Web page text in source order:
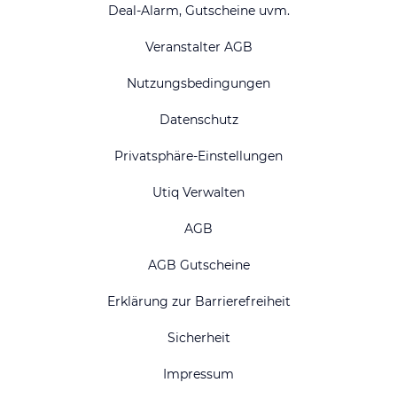
Deal-Alarm, Gutscheine uvm.
Veranstalter AGB
Nutzungsbedingungen
Datenschutz
Privatsphäre-Einstellungen
Utiq Verwalten
AGB
AGB Gutscheine
Erklärung zur Barrierefreiheit
Sicherheit
Impressum